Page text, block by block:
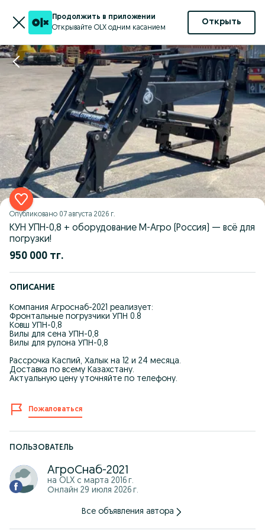
Продолжить в приложении
Открывайте OLX одним касанием
Открыть
Опубликовано 07 августа 2026 г.
КУН УПН-0,8 + оборудование М-Агро (Россия) — всё для
погрузки!
950 000 тг.
ОПИСАНИЕ
Компания Агроснаб-2021 реализует:
Фронтальные погрузчики УПН 0.8
Ковш УПН-0,8
Вилы для сена УПН-0,8
Вилы для рулона УПН-0,8
Рассрочка Каспий, Халык на 12 и 24 месяца.
Доставка по всему Казахстану.
Актуальную цену уточняйте по телефону.
Пожаловаться
ПОЛЬЗОВАТЕЛЬ
АгроСнаб-2021
на OLX с марта 2016 г.
Онлайн 29 июля 2026 г.
Все объявления автора